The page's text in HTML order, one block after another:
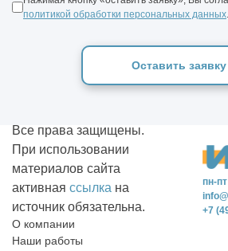
политикой обработки персональных данных.
Оставить заявку
пн-
+7
О компании
Наши работы
Все права защищены.
При использовании
материалов сайта
активная ссылка на
источник обязательна.